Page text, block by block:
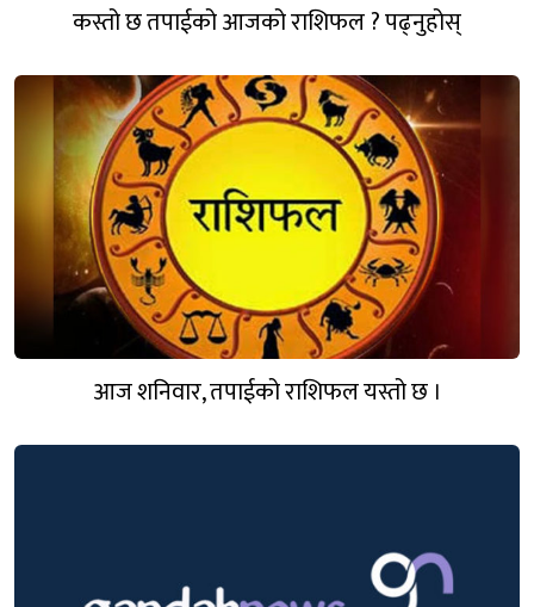
कस्तो छ तपाईको आजको राशिफल ? पढ्नुहोस्
आज शनिवार, तपाईको राशिफल यस्तो छ ।